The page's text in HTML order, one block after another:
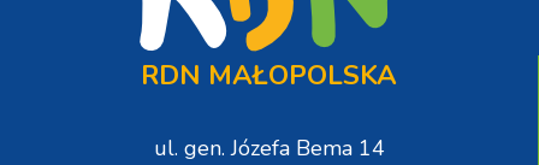
RDN MAŁOPOLSKA
ul. gen. Józefa Bema 14